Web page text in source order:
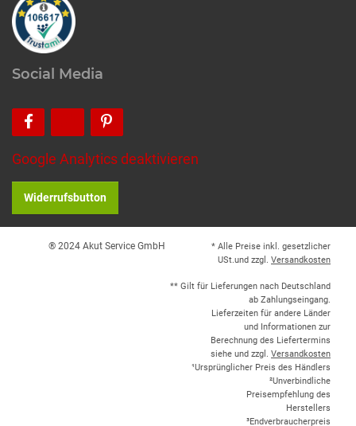
Social Media
Google Analytics deaktivieren
Widerrufsbutton
® 2024 Akut Service GmbH
* Alle Preise inkl. gesetzlicher
USt.und zzgl. Versandkosten
** Gilt für Lieferungen nach Deutschland
ab Zahlungseingang.
Lieferzeiten für andere Länder
und Informationen zur
Berechnung des Liefertermins
siehe und zzgl. Versandkosten
¹Ursprünglicher Preis des Händlers
²Unverbindliche
Preisempfehlung des
Herstellers
³Endverbraucherpreis